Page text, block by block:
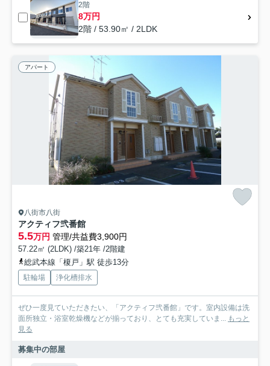
2階
8万円
2階 / 53.90㎡ / 2LDK
アパート
八街市八街
アクティフ弐番館
5.5万円 管理/共益費3,900円
57.22㎡ (2LDK) /築21年 /2階建
総武本線「榎戸」駅 徒歩13分
駐輪場 浄化槽排水
ぜひ一度見ていただきたい、「アクティフ弐番館」です。室内設備は洗
面所独立・浴室乾燥機などが揃っており、とても充実していま... もっと
見る
募集中の部屋